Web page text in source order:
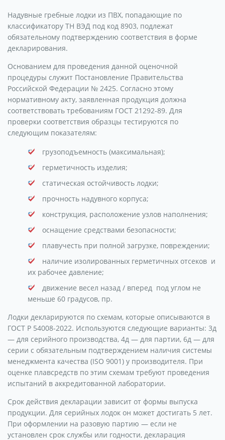
Надувные гребные лодки из ПВХ, попадающие по
классификатору ТН ВЭД под код 8903, подлежат
обязательному подтверждению соответствия в форме
декларирования.
Основанием для проведения данной оценочной
процедуры служит Постановление Правительства
Российской Федерации № 2425. Согласно этому
нормативному акту, заявленная продукция должна
соответствовать требованиям ГОСТ 21292-89. Для
проверки соответствия образцы тестируются по
следующим показателям:
грузоподъемность (максимальная);
герметичность изделия;
статическая остойчивость лодки;
прочность надувного корпуса;
конструкция, расположение узлов наполнения;
оснащение средствами безопасности;
плавучесть при полной загрузке, повреждении;
наличие изолированных герметичных отсеков и
их рабочее давление;
движение весел назад / вперед под углом не
меньше 60 градусов, пр.
Лодки декларируются по схемам, которые описываются в
ГОСТ Р 54008-2022. Используются следующие варианты: 3д
— для серийного производства, 4д — для партии, 6д — для
серии с обязательным подтверждением наличия системы
менеджмента качества (ISO 9001) у производителя. При
оценке плавсредств по этим схемам требуют проведения
испытаний в аккредитованной лаборатории.
Срок действия декларации зависит от формы выпуска
продукции. Для серийных лодок он может достигать 5 лет.
При оформлении на разовую партию — если не
установлен срок службы или годности, декларация